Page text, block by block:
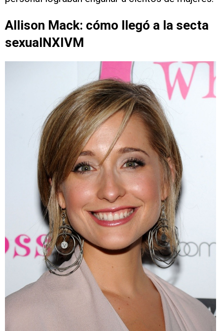
Allison Mack: cómo llegó a la secta
sexualNXIVM